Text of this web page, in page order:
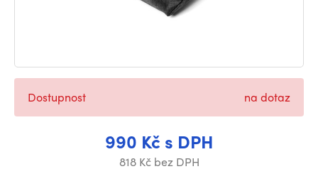
990 Kč s DPH
818 Kč bez DPH
Dostupnost na dotaz